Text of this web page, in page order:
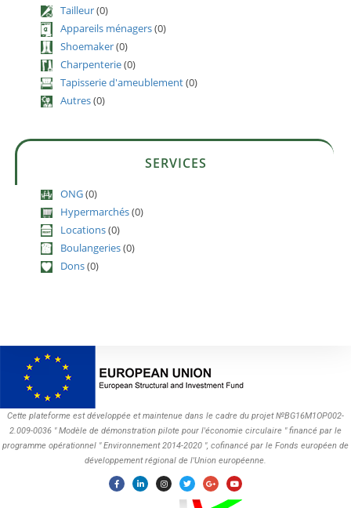
Tailleur(0)
Appareils ménagers(0)
Shoemaker(0)
Charpenterie(0)
Tapisserie d'ameublement(0)
Autres(0)
SERVICES
ONG(0)
Hypermarchés(0)
Locations(0)
Boulangeries(0)
Dons(0)
Cette plateforme est développée et maintenue dans le cadre du projet №BG16M1OP002-
2.009-0036 " Modèle de démonstration pilote pour l'économie circulaire " financé par le
programme opérationnel " Environnement 2014-2020 ", cofinancé par le Fonds européen de
développement régional de l'Union européenne.